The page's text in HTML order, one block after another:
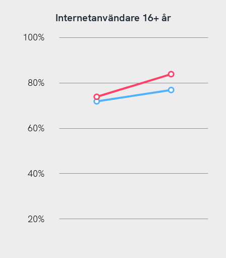
Internetanvändare 16+ år
100%
80%
60%
40%
20%